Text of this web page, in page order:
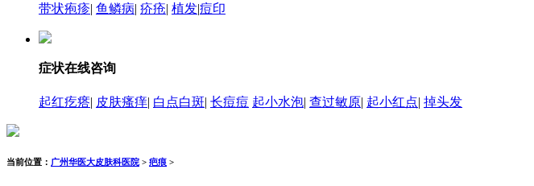
带状疱疹| 鱼鳞病| 疥疮| 植发|痘印
症状在线咨询
起红疙瘩| 皮肤瘙痒| 白点白斑| 长痘痘 起小水泡| 查过敏原| 起小红点| 掉头发
当前位置： 广州华医大皮肤科医院 > 疤痕 >